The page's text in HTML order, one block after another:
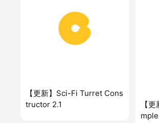
【更新】Sci-Fi Turret Cons
tructor 2.1
【